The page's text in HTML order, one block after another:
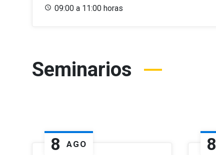
09:00 a 11:00 horas
Seminarios
8 AGO 8